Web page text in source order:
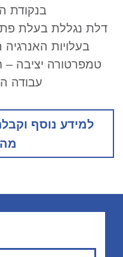
בנקודת
דלת נגללת בעלת
בעלויות
טמפרטורה יציבה –
עבודה
למידע נוסף